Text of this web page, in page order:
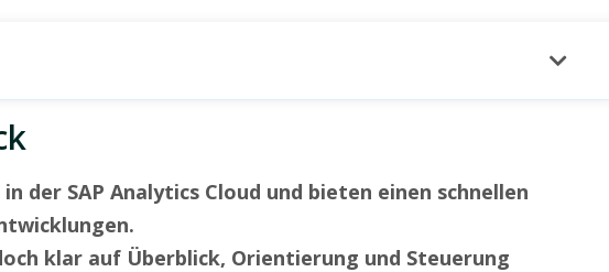
der SAP Analytics Cloud und bieten einen schnellen
klar auf Überblick, Orientierung und Steuerung